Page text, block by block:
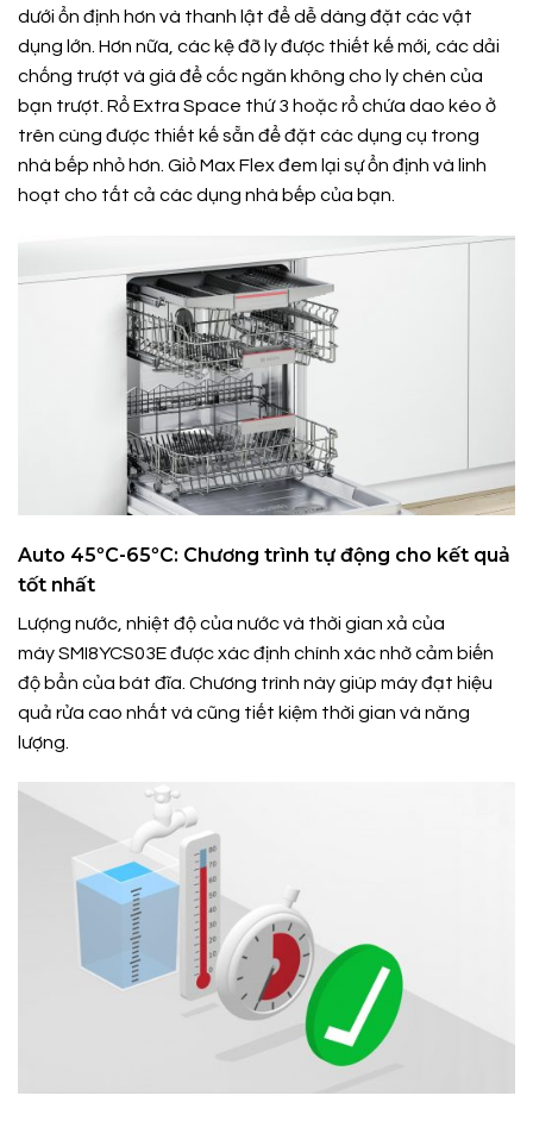
dưới ổn định hơn và thanh lật để dễ dàng đặt các vật
dụng lớn. Hơn nữa, các kệ đỡ ly được thiết kế mới, các dải
chống trượt và giá để cốc ngăn không cho ly chén của
bạn trượt. Rổ Extra Space thứ 3 hoặc rổ chứa dao kéo ở
trên cùng được thiết kế sẵn để đặt các dụng cụ trong
nhà bếp nhỏ hơn. Giỏ Max Flex đem lại sự ổn định và linh
hoạt cho tất cả các dụng nhà bếp của bạn.
Auto 45ºC-65ºC: Chương trình tự động cho kết quả
tốt nhất
Lượng nước, nhiệt độ của nước và thời gian xả của
máy SMI8YCS03E được xác định chính xác nhờ cảm biến
độ bẩn của bát đĩa. Chương trình này giúp máy đạt hiệu
quả rửa cao nhất và cũng tiết kiệm thời gian và năng
lượng.